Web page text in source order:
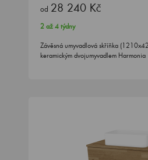
od 28 240 Kč
2 až 4 týdny
Závěsná umyvadlová skříňka
keramickým dvojumyvadlem